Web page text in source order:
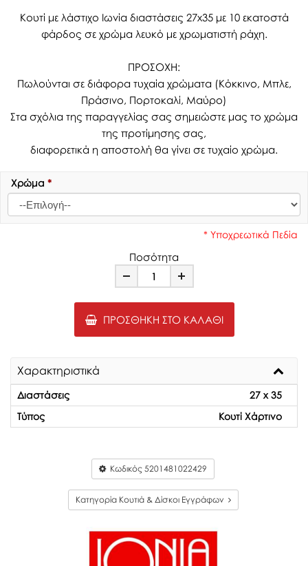
Κουτί με λάστιχο Ιωνία διαστάσεις 27x35 με 10 εκατοστά
φάρδος σε χρώμα λευκό με χρωματιστή ράχη.
ΠΡΟΣΟΧΗ:
Πωλούνται σε διάφορα τυχαία χρώματα (Κόκκινο, Μπλε,
Πράσινο, Πορτοκαλί, Μαύρο)
Στα σχόλια της παραγγελίας σας σημειώστε μας το χρώμα
της προτίμησης σας,
διαφορετικά η αποστολή θα γίνει σε τυχαίο χρώμα.
Χρώμα *
* Υποχρεωτικά Πεδία
Ποσότητα
Minus Plus
ΠΡΟΣΘΉΚΗ ΣΤΟ ΚΑΛΆΘΙ
Χαρακτηριστικά
Διαστάσεις
27 x 35
Τύπος
Κουτί Χάρτινο
Κωδικός 5201481022429
Κατηγορία Κουτιά & Δίσκοι Εγγράφων